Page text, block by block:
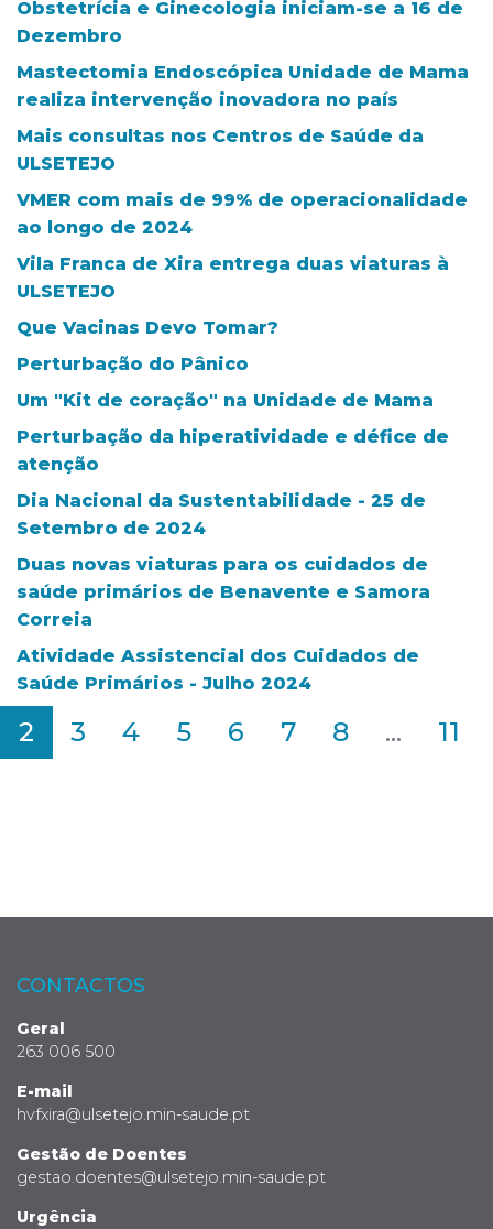
Obstetrícia e Ginecologia iniciam-se a 16 de
Dezembro
Mastectomia Endoscópica Unidade de Mama
realiza intervenção inovadora no país
Mais consultas nos Centros de Saúde da
ULSETEJO
VMER com mais de 99% de operacionalidade
ao longo de 2024
Vila Franca de Xira entrega duas viaturas à
ULSETEJO
Que Vacinas Devo Tomar?
Perturbação do Pânico
Um "Kit de coração" na Unidade de Mama
Perturbação da hiperatividade e défice de
atenção
Dia Nacional da Sustentabilidade - 25 de
Setembro de 2024
Duas novas viaturas para os cuidados de
saúde primários de Benavente e Samora
Correia
Atividade Assistencial dos Cuidados de
Saúde Primários - Julho 2024
2 3 4 5 6 7 8 ... 11
CONTACTOS
Geral
263 006 500
E-mail
hvfxira@ulsetejo.min-saude.pt
Gestão de Doentes
gestao.doentes@ulsetejo.min-saude.pt
Urgência